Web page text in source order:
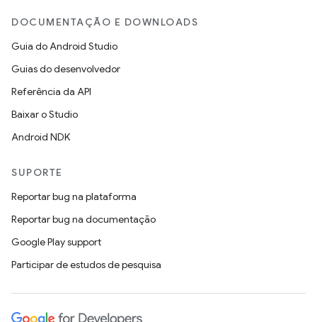
DOCUMENTAÇÃO E DOWNLOADS
Guia do Android Studio
Guias do desenvolvedor
Referência da API
Baixar o Studio
Android NDK
SUPORTE
Reportar bug na plataforma
Reportar bug na documentação
Google Play support
Participar de estudos de pesquisa